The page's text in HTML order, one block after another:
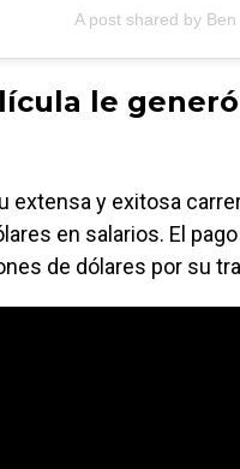
A post shared by
le
extensa y exitosa
en salarios. El
de dólares por su